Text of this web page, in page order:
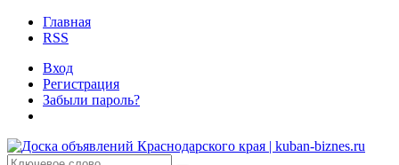
Главная
RSS
Вход
Регистрация
Забыли пароль?